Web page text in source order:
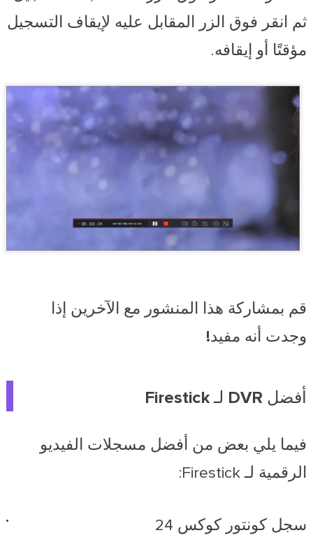
ثم انقر فوق الزر المقابل عليه لإيقاف التسجيل
مؤقتًا أو إيقافه.
قم بمشاركة هذا المنشور مع الآخرين إذا
وجدت أنه مفيد!
أفضل DVR لـ Firestick
فيما يلي بعض من أفضل مسجلات الفيديو
الرقمية لـ Firestick:
سجل كونتور كوكس 24